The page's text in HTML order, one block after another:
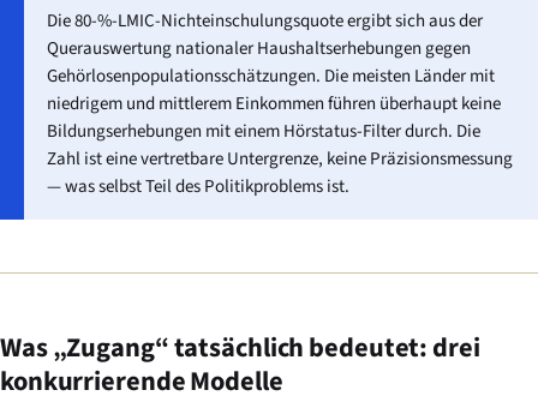
Die 80-%-LMIC-Nichteinschulungsquote ergibt sich aus der
Querauswertung nationaler Haushaltserhebungen gegen
Gehörlosenpopulationsschätzungen. Die meisten Länder mit
niedrigem und mittlerem Einkommen führen überhaupt keine
Bildungserhebungen mit einem Hörstatus-Filter durch. Die
Zahl ist eine vertretbare Untergrenze, keine Präzisionsmessung
— was selbst Teil des Politikproblems ist.
Was „Zugang“ tatsächlich bedeutet: drei
konkurrierende Modelle